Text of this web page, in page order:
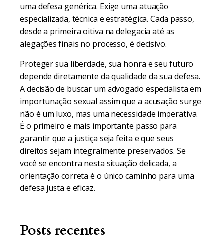
uma defesa genérica. Exige uma atuação
especializada, técnica e estratégica. Cada passo,
desde a primeira oitiva na delegacia até as
alegações finais no processo, é decisivo.
Proteger sua liberdade, sua honra e seu futuro
depende diretamente da qualidade da sua defesa.
A decisão de buscar um advogado especialista em
importunação sexual assim que a acusação surge
não é um luxo, mas uma necessidade imperativa.
É o primeiro e mais importante passo para
garantir que a justiça seja feita e que seus
direitos sejam integralmente preservados. Se
você se encontra nesta situação delicada, a
orientação correta é o único caminho para uma
defesa justa e eficaz.
Posts recentes